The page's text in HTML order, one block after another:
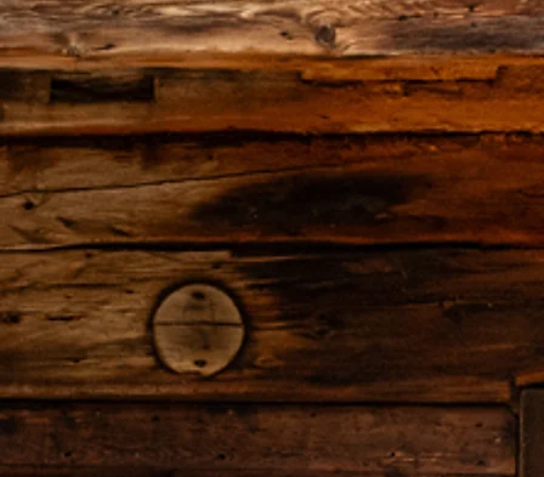
Reservierungen unter T +39 348 952 9370